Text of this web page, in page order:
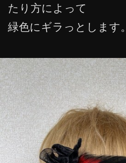
たり方によって
緑色にギラっとします。